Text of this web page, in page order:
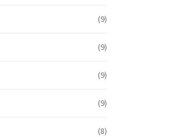
(9)
(9)
(9)
(9)
(8)